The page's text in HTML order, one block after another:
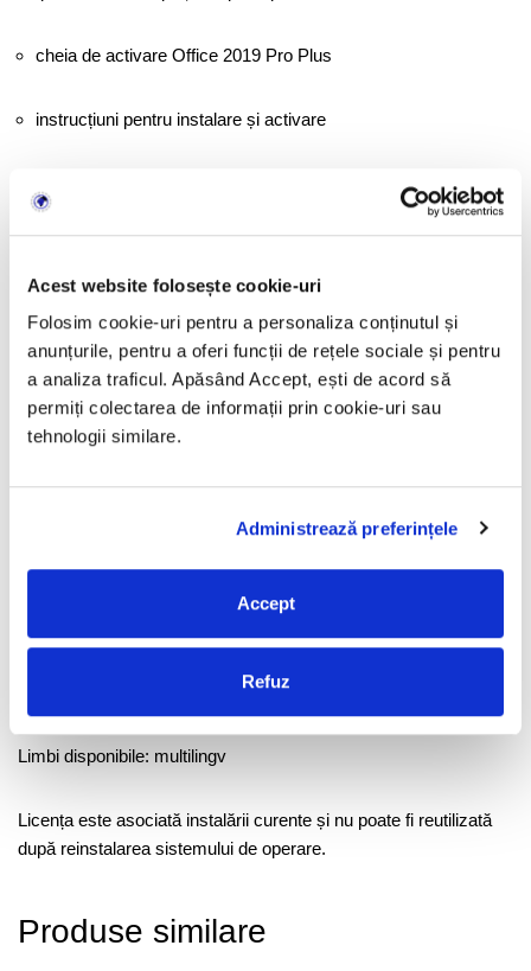
Acest website folosește cookie-uri
Folosim cookie-uri pentru a personaliza conținutul și
anunțurile, pentru a oferi funcții de rețele sociale și pentru
a analiza traficul. Apăsând Accept, ești de acord să
permiți colectarea de informații prin cookie-uri sau
tehnologii similare.
Administrează preferințele
Accept
Refuz
cheia de activare Office 2019 Pro Plus
instrucțiuni pentru instalare și activare
În majoritatea cazurilor livrarea este realizată în câteva minute
Specificații licență
Limbi disponibile: multilingv
Licența este asociată instalării curente și nu poate fi reutilizată
după reinstalarea sistemului de operare.
Produse similare